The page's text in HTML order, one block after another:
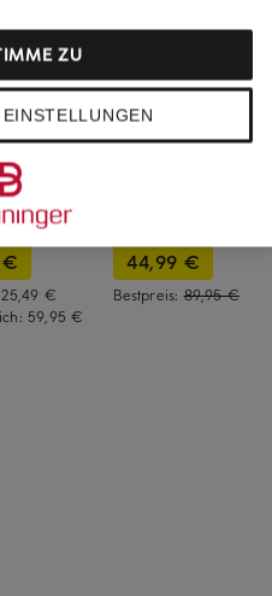
Comfort
€
25,49 €
59,95 €
44,99 €
Bestpreis:89,95 €
ZU